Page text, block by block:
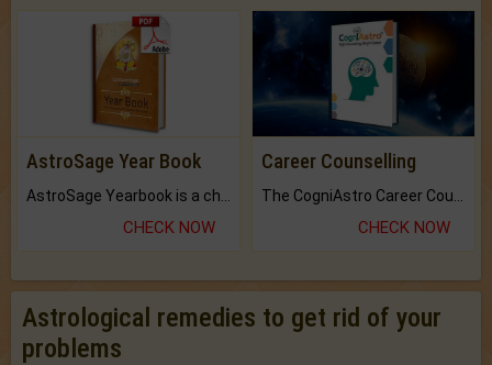
AstroSage Year Book
CHECK NOW
Career Counselling
CHECK NOW
Astrological remedies to get rid of your
problems